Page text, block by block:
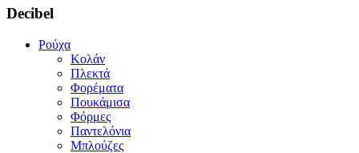
Decibel
Ρούχα
Κολάν
Πλεκτά
Φορέματα
Πουκάμισα
Φόρμες
Παντελόνια
Μπλούζες